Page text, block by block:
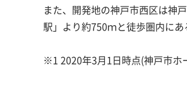
また、開発地の神戸市西区は神
駅」より約750ｍと徒歩圏内に
※1 2020年3月1日時点(神戸市ホ